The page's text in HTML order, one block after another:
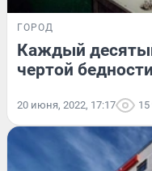
ГОРОД
Каждый
чертой бедности
20 июня, 2022, 17:17 15